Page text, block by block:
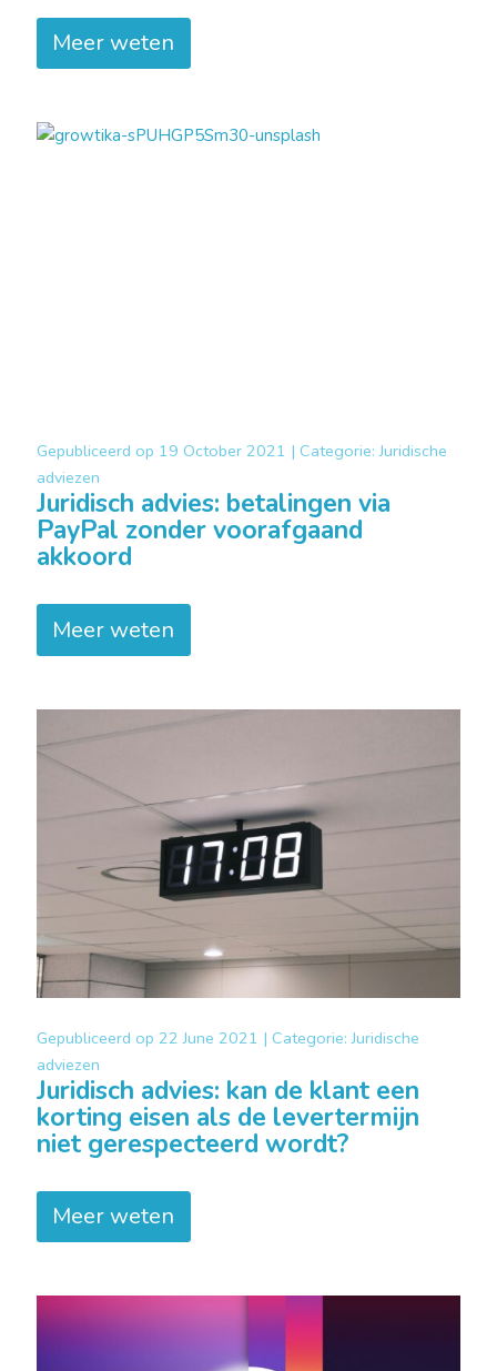
Meer weten
Gepubliceerd op 19 October 2021 | Categorie:Juridische
adviezen
Juridisch advies: betalingen via
PayPal zonder voorafgaand
akkoord
Meer weten
Gepubliceerd op 22 June 2021 | Categorie:Juridische
adviezen
Juridisch advies: kan de klant een
korting eisen als de levertermijn
niet gerespecteerd wordt?
Meer weten